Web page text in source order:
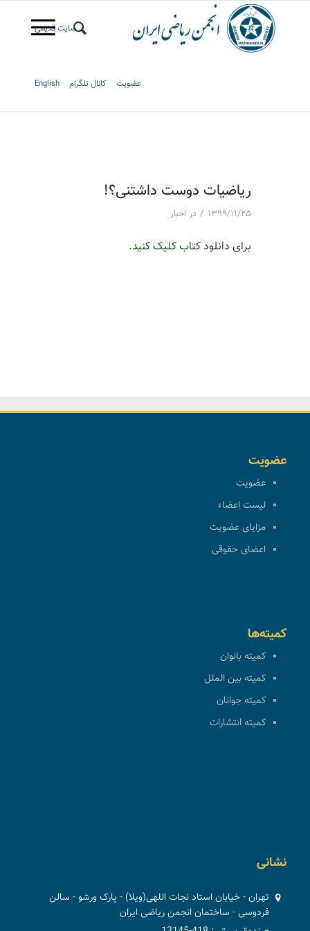
سایت قدیمی
عضویت کانال تلگرام English
ریاضیات دوست داشتنی؟!
۱۳۹۹/۱۱/۲۵ / در اخبار
برای دانلود کتاب کلیک کنید.
عضویت
عضویت
لیست اعضاء
مزایای عضویت
اعضای حقوقی
کمیته‌ها
کمیته بانوان
کمیته بین الملل
کمیته جوانان
کمیته انتشارات
نشانی
تهران - خیابان استاد نجات اللهی(ویلا) - پارک ورشو - سالن
فردوسی - ساختمان انجمن ریاضی ایران